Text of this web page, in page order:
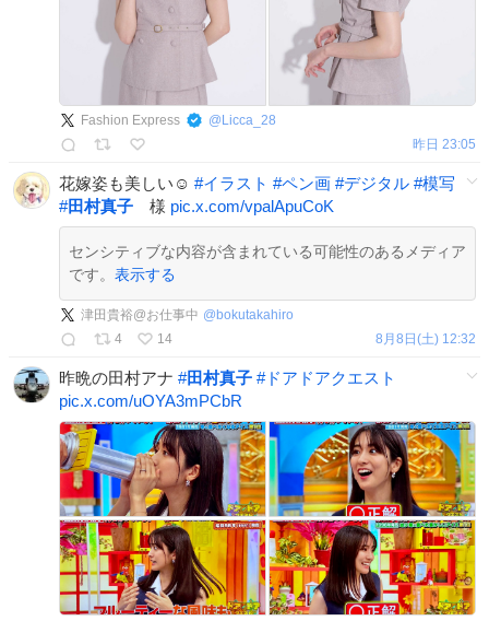
Fashion Express @ Licca_28
昨日 23:05
花嫁姿も美しい☺︎ #イラスト #ペン画 #デジタル #模写
#田村真子 様 pic.x.com/vpalApuCoK
センシティブな内容が含まれている可能性のあるメディア
です。 表示する
津田貴裕@お仕事中 @bokutakahiro
4
14 8月8日(土) 12:32
昨晩の田村アナ #田村真子 #ドアドアクエスト
pic.x.com/uOYA3mPCbR